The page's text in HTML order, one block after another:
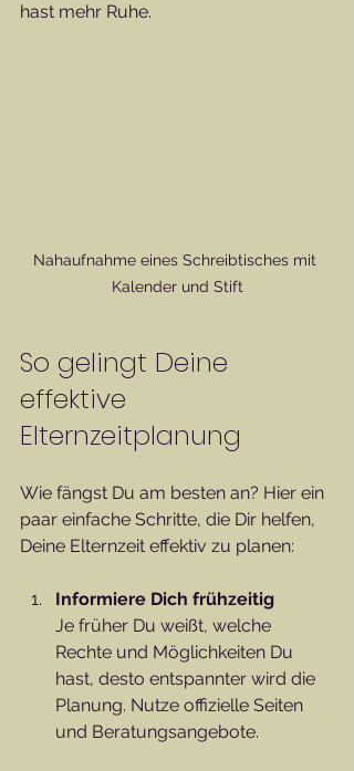
hast mehr Ruhe.
Nahaufnahme eines Schreibtisches mit
Kalender und Stift
So gelingt Deine
effektive
Elternzeitplanung
Wie fängst Du am besten an? Hier ein
paar einfache Schritte, die Dir helfen,
Deine Elternzeit effektiv zu planen:
Informiere Dich frühzeitig
Je früher Du weißt, welche
Rechte und Möglichkeiten Du
hast, desto entspannter wird die
Planung. Nutze offizielle Seiten
und Beratungsangebote.